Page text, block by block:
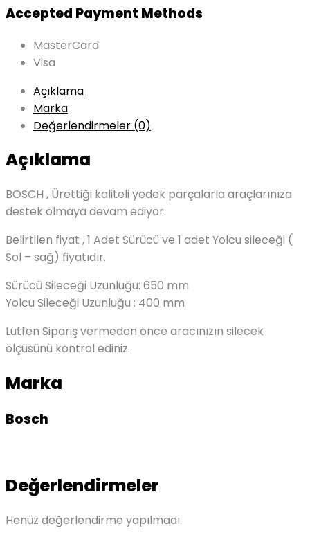
Accepted Payment Methods
MasterCard
Visa
Açıklama
Marka
Değerlendirmeler (0)
Açıklama
BOSCH , Ürettiği kaliteli yedek parçalarla araçlarınıza
destek olmaya devam ediyor.
Belirtilen fiyat , 1 Adet Sürücü ve 1 adet Yolcu sileceği (
Sol – sağ) fiyatıdır.
Sürücü Sileceği Uzunluğu: 650 mm
Yolcu Sileceği Uzunluğu : 400 mm
Lütfen Sipariş vermeden önce aracınızın silecek
ölçüsünü kontrol ediniz.
Marka
Bosch
Değerlendirmeler
Henüz değerlendirme yapılmadı.